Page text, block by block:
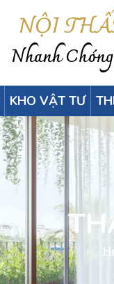
NỘI
Nhanh
KHO VẬT TƯ